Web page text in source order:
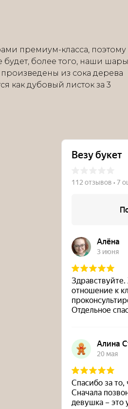
премиум-класса, поэтому
будет, более того, наши шары
из сока дерева
как дубовый листок за 3